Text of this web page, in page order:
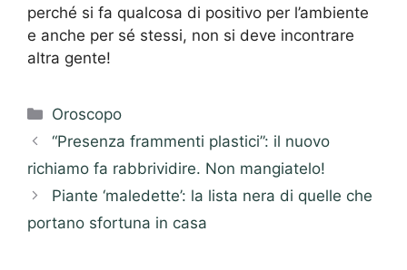
perché si fa qualcosa di positivo per l’ambiente
e anche per sé stessi, non si deve incontrare
altra gente!
Categorie
Oroscopo
“Presenza frammenti plastici”: il nuovo
richiamo fa rabbrividire. Non mangiatelo!
Piante ‘maledette’: la lista nera di quelle che
portano sfortuna in casa